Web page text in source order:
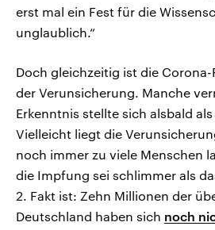
erst mal ein Fest für die
unglaublich.“
Doch gleichzeitig ist die Corona-
der Verunsicherung. Manche
Erkenntnis stellte sich alsbald
Vielleicht liegt die
noch immer zu viele Menschen
die Impfung sei schlimmer als
2. Fakt ist: Zehn Millionen der
Deutschland haben sich noch